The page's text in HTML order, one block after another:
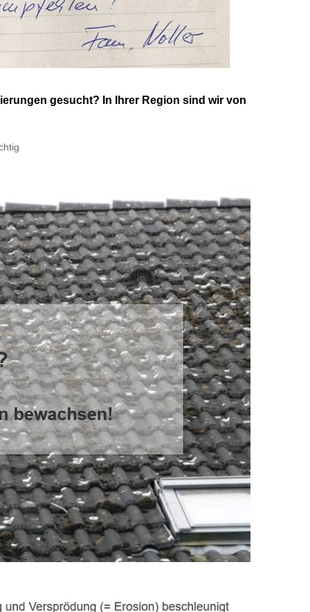
gesucht? In Ihrer Region sind wir von